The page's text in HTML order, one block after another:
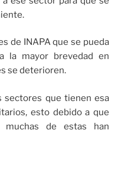
de INAPA que se pueda
la mayor brevedad en
se deterioren.
sectores que tienen esa
esto debido a que
de estas han